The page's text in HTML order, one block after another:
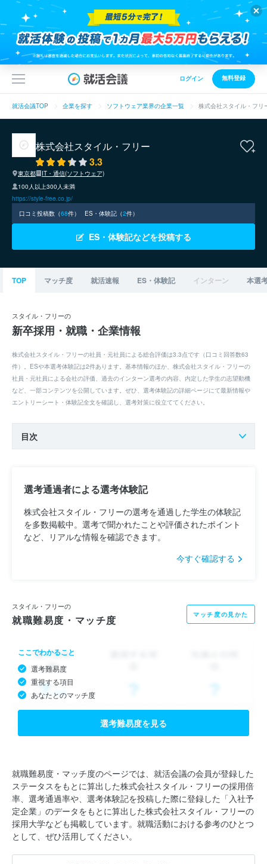
ログイン 無料登録
就活会議TOP 企業を探す ソフトウェア業界の企業一覧 株式会社スタイル・フリ
株式会社スタイル・フリー
3.3
東京都
IT・通信(ソフトウェア)
100人以上300人未満
https://style-free.co.jp/
口コミ投稿数（68件） ES・体験記（2件）
ES・体験記などを投稿する
TOP マッチ度 就活速報 ES・体験記 インターン 本選
スタイル・フリーの
新卒採用・就職・企業情報
株式会社スタイル・フリーの社員・元社員による総合評価は3.3点です（口コミ回答数63
件）。ESや本選考体験記は2件あります。基本情報のほか、株式会社スタイル・フリーの
社員・元社員による会社の評価、過去のインターン選考の内容、内定した学生の志望動機
など、一部コンテンツを公開しています。ぜひ、選考体験記の詳細ページにて最新情報や
エントリーシート・体験記全文を確認し、選考対策に役立ててください。
目次
選考通過者による選考体験記
株式会社スタイル・フリーの選考を通過した学生の体験記
を多数掲載中。選考で聞かれたことや評価されたポイント
など、リアルな情報を確認できます。
今すぐ確認する
スタイル・フリーの
就職難易度・マッチ度 マッチ度の見かた
ここでわかること
選考難易度
重視する項目
あなたとのマッチ度
選考難易度を見る
就職難易度・マッチ度のページでは、就活会議の会員が登録した
ステータスをもとに算出した株式会社スタイル・フリーの採用倍
率、選考通過率や、選考体験記を投稿した際に登録した「入社予
定企業」のデータをもとに算出した株式会社スタイル・フリーの
採用大学なども掲載しています。就職活動における参考のひとつ
として、ぜひ活用してください。